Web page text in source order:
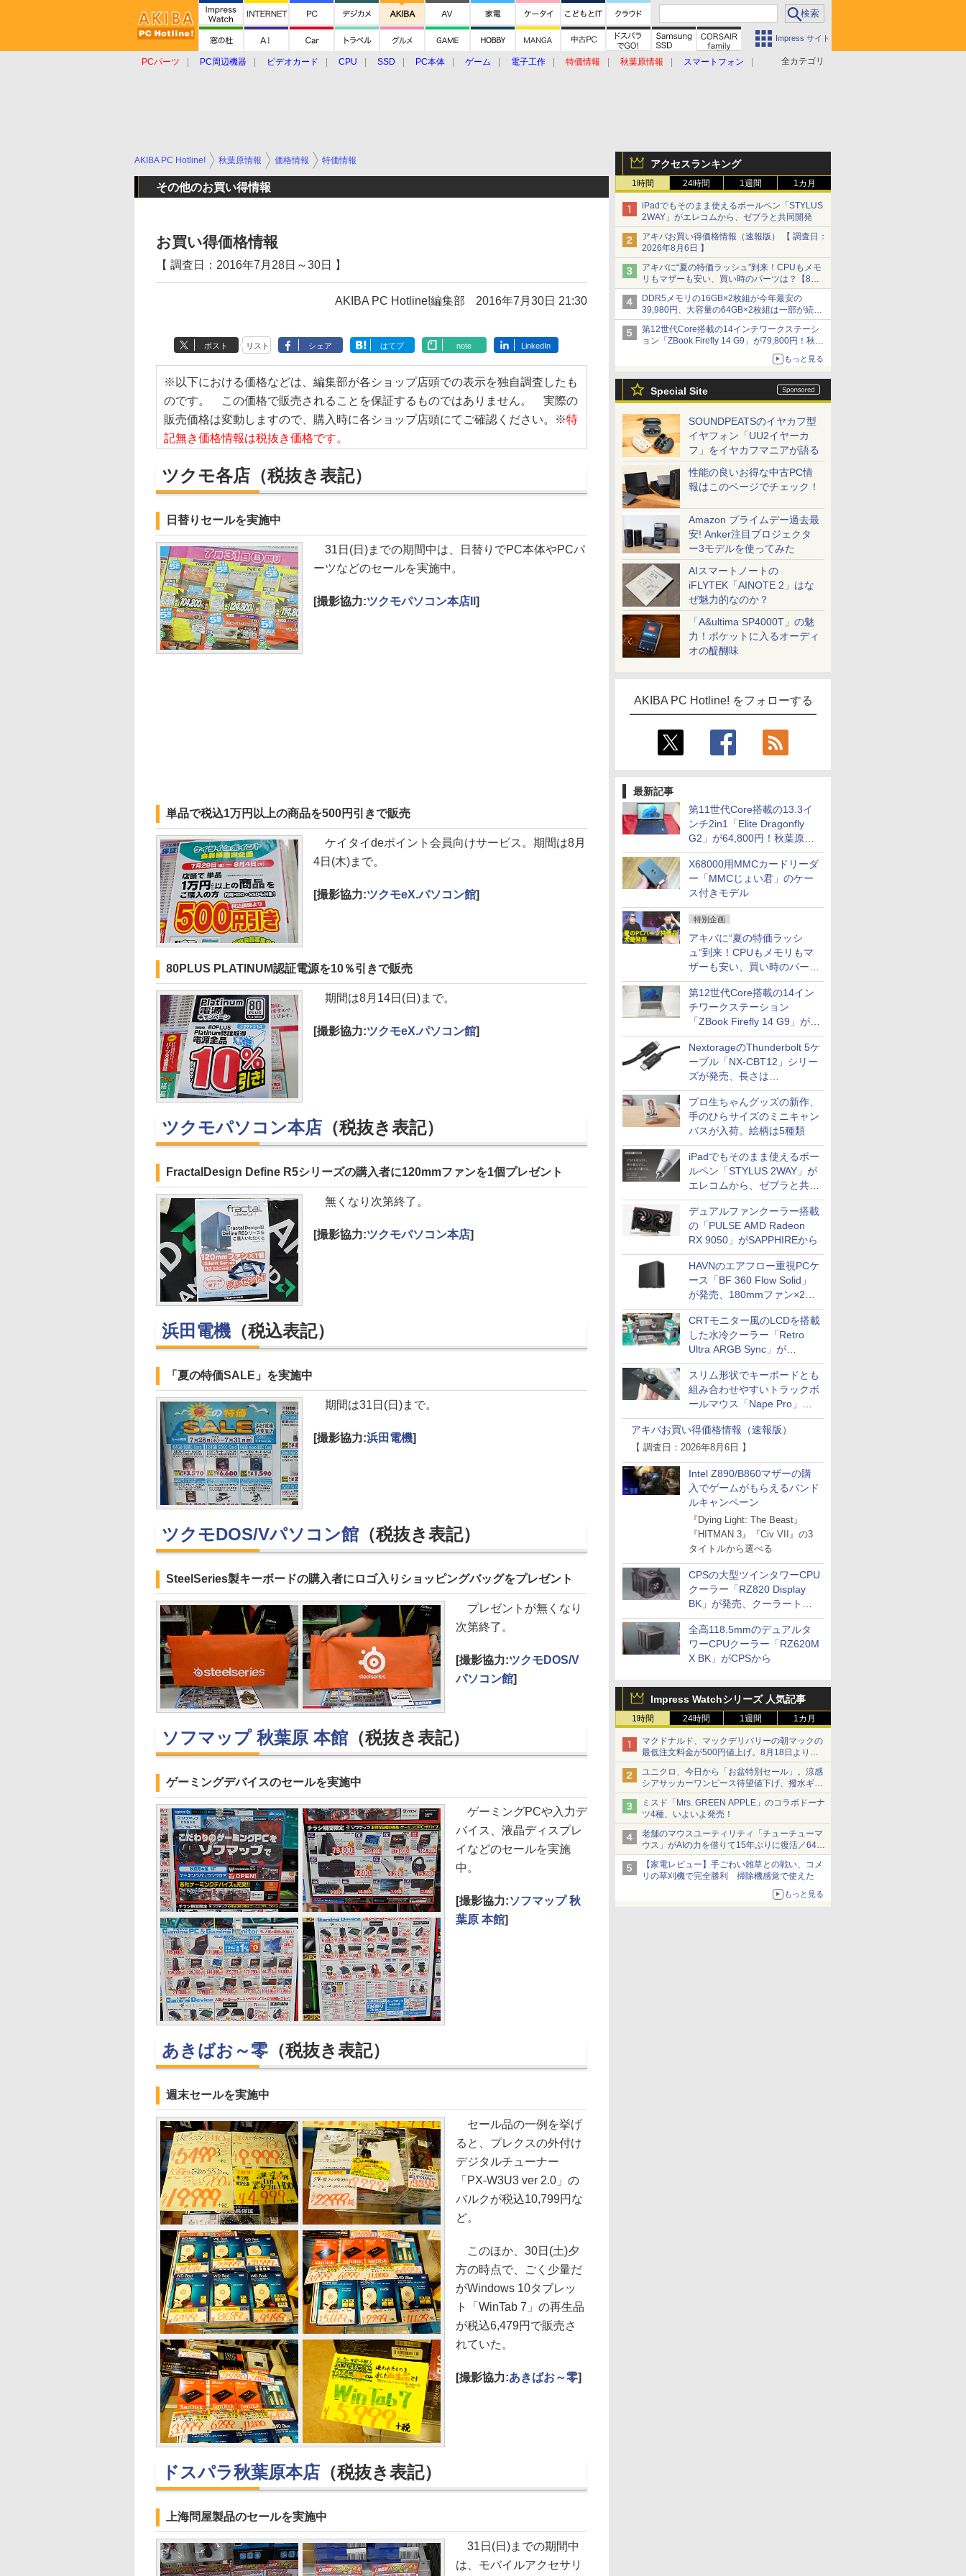
Impress サイト
全カテゴリ
PCパーツ PC周辺機器 ビデオカード CPU SSD PC本体 ゲーム 電子工作 特価情報 秋葉原情報
スマートフォン
アクセスランキング
1時間 24時間 1週間 1カ月
iPadでもそのまま使えるボールペン「STYLUS
2WAY」がエレコムから、ゼブラと共同開発
アキバお買い得価格情報（速報版） 【 調査日：
2026年8月6日 】
アキバに“夏の特価ラッシュ”到来！CPUもメモ
リもマザーも安い、買い時のパーツは？【8月7
日(金)22時配信】
DDR5メモリの16GB×2枚組が今年最安の
39,980円、大容量の64GB×2枚組は一部が続騰
[8月前半のメモリ価格]
第12世代Core搭載の14インチワークステーシ
ョン「ZBook Firefly 14 G9」が79,800円！秋葉
もっと見る
Special Site
SOUNDPEATSのイヤカフ型
イヤフォン「UU2イヤーカ
フ」をイヤカフマニアが語る
性能の良いお得な中古PC情
報はこのページでチェック！
Amazon プライムデー過去最
安! Anker注目プロジェクタ
ー3モデルを使ってみた
AIスマートノートの
iFLYTEK「AINOTE 2」はな
ぜ魅力的なのか？
「A&ultima SP4000T」の魅
力！ポケットに入るオーディ
オの醍醐味
AKIBA PC Hotline! をフォローする
最新記事
第11世代Core搭載の13.3イ
ンチ2in1「Elite Dragonfly
G2」が64,800円！秋葉原で
中古PCセール
X68000用MMCカードリーダ
ー「MMCじょい君」のケー
ス付きモデル
特別企画
アキバに“夏の特価ラッシ
ュ”到来！CPUもメモリもマ
ザーも安い、買い時のパーツ
は？【8月7日(金)22時配信】
第12世代Core搭載の14イン
チワークステーション
「ZBook Firefly 14 G9」が
79,800円！秋葉原で中古PC
セール
NextorageのThunderbolt 5ケ
ーブル「NX-CBT12」シリー
ズが発売、長さは
30cm/50cm/1mの3種類
プロ生ちゃんグッズの新作、
手のひらサイズのミニキャン
バスが入荷。絵柄は5種類
iPadでもそのまま使えるボー
ルペン「STYLUS 2WAY」が
エレコムから、ゼブラと共同
開発
デュアルファンクーラー搭載
の「PULSE AMD Radeon
RX 9050」がSAPPHIREから
HAVNのエアフロー重視PCケ
ース「BF 360 Flow Solid」
が発売、180mmファン×2搭
載
CRTモニター風のLCDを搭載
した水冷クーラー「Retro
Ultra ARGB Sync」が
Thermaltakeから
スリム形状でキーボードとも
組み合わせやすいトラックボ
ールマウス「Nape Pro」が
Keychronから
アキバお買い得価格情報（速報版）
【 調査日：2026年8月6日 】
Intel Z890/B860マザーの購
入でゲームがもらえるバンド
ルキャンペーン
『Dying Light: The Beast』
『HITMAN 3』『Civ VII』の3
タイトルから選べる
CPSの大型ツインタワーCPU
クーラー「RZ820 Display
BK」が発売、クーラートッ
プに5インチ液晶搭載
全高118.5mmのデュアルタ
ワーCPUクーラー「RZ620M
X BK」がCPSから
Impress Watchシリーズ 人気記事
1時間 24時間 1週間 1カ月
マクドナルド、マックデリバリーの朝マックの
最低注文料金が500円値上げ。8月18日より
1,500円から受付
ユニクロ、今日から「お盆特別セール」。涼感
シアサッカーワンピース待望値下げ、撥水ギア
ショーツは1990円に
ミスド「Mrs. GREEN APPLE」のコラボドーナ
ツ4種、いよいよ発売！
老舗のマウスユーティリティ「チューチューマ
ウス」がAIの力を借りて15年ぶりに復活／64bit
化、Windows 10/11、「Chrome」も走り回
る。復活記念で2026年末まで500円
【家電レビュー】手ごわい雑草との戦い、コメ
リの草刈機で完全勝利 掃除機感覚で使えた
もっと見る
AKIBA PC Hotline! 秋葉原情報 価格情報 特価情報
その他のお買い得情報
お買い得価格情報
【 調査日：2016年7月28日～30日 】
AKIBA PC Hotline!編集部 2016年7月30日 21:30
ポスト リスト シェア はてブ note LinkedIn
※以下における価格などは、編集部が各ショップ店頭での表示を独自調査したも
のです。 この価格で販売されることを保証するものではありません。 実際の
販売価格は変動しますので、購入時に各ショップ店頭にてご確認ください。※特
記無き価格情報は税抜き価格です。
ツクモ各店 （税抜き表記）
日替りセールを実施中
31日(日)までの期間中は、日替りでPC本体やPCパ
ーツなどのセールを実施中。
[撮影協力:ツクモパソコン本店II ]
単品で税込1万円以上の商品を500円引きで販売
ケイタイdeポイント会員向けサービス。期間は8月
4日(木)まで。
[撮影協力:ツクモeX.パソコン館]
80PLUS PLATINUM認証電源を10％引きで販売
期間は8月14日(日)まで。
[撮影協力:ツクモeX.パソコン館]
ツクモパソコン本店 （税抜き表記）
FractalDesign Define R5シリーズの購入者に120mmファンを1個プレゼント
無くなり次第終了。
[撮影協力:ツクモパソコン本店]
浜田電機 （税込表記）
「夏の特価SALE」を実施中
期間は31日(日)まで。
[撮影協力:浜田電機]
ツクモDOS/Vパソコン館 （税抜き表記）
SteelSeries製キーボードの購入者にロゴ入りショッピングバッグをプレゼント
プレゼントが無くなり
次第終了。
[撮影協力:ツクモDOS/V
パソコン館]
ソフマップ 秋葉原 本館 （税抜き表記）
ゲーミングデバイスのセールを実施中
ゲーミングPCや入力デ
バイス、液晶ディスプレ
イなどのセールを実施
中。
[撮影協力:ソフマップ 秋
葉原 本館]
あきばお～零 （税抜き表記）
週末セールを実施中
セール品の一例を挙げ
ると、プレクスの外付け
デジタルチューナー
「PX-W3U3 ver 2.0」の
バルクが税込10,799円な
ど。
このほか、30日(土)夕
方の時点で、ごく少量だ
がWindows 10タブレッ
ト「WinTab 7」の再生品
が税込6,479円で販売さ
れていた。
[撮影協力:あきばお～零]
ドスパラ秋葉原本店 （税抜き表記）
上海問屋製品のセールを実施中
31日(日)までの期間中
は、モバイルアクセサリ